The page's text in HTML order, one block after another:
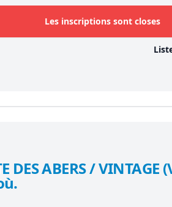
Les inscriptions sont closes
DES ABERS /